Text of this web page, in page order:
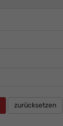
zurücksetzen